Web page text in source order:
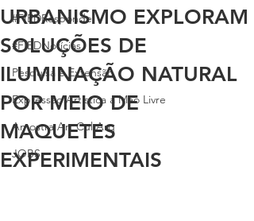
#FIEDResponde
#FIEDNotícias
Pesquisa e Extensão
Expressão Artística a Mão Livre
Amostra Art Cul Arq
JOBS
URBANISMO EXPLORAM
SOLUÇÕES DE
ILUMINAÇÃO NATURAL
POR MEIO DE
MAQUETES
EXPERIMENTAIS